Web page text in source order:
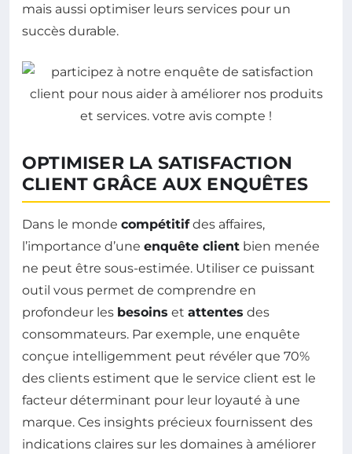
mais aussi optimiser leurs services pour un
succès durable.
OPTIMISER LA SATISFACTION
CLIENT GRÂCE AUX ENQUÊTES
Dans le monde compétitifdes affaires,
l’importance d’une enquête client bien menée
ne peut être sous-estimée. Utiliser ce puissant
outil vous permet de comprendre en
profondeur les besoins et attentes des
consommateurs. Par exemple, une enquête
conçue intelligemment peut révéler que 70%
des clients estiment que le service client est le
facteur déterminant pour leur loyauté à une
marque. Ces insights précieux fournissent des
indications claires sur les domaines à améliorer